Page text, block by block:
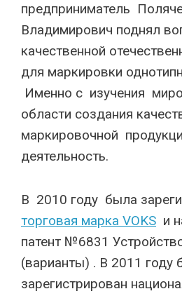
предприниматель
Владимирович поднял
качественной
для маркировки
Именно с изучения
области создания
маркировочной
деятельность.
В 2010 году была
торговая марка VOKS и
патент №6831
(варианты) . В 2011 году
зарегистрирован